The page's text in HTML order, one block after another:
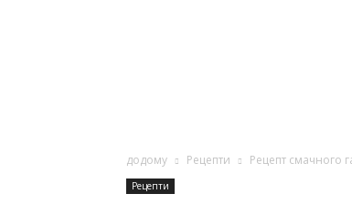
додому Рецепти Рецепт смачного
Рецепти